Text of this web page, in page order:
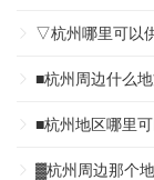
▽杭州哪里可以
■杭州周边什么
■杭州地区哪里
▓杭州周边那个